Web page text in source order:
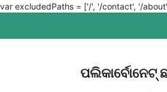
var excludedPaths = ['/', '/contact', '/
ପଲିକାର୍ବୋନେଟ୍